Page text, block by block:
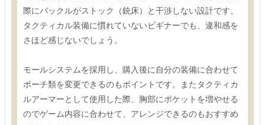
際にバックルがストック（銃床）と干渉しない設計です。
タクティカル装備に慣れていないビギナーでも、違和感を
さほど感じないでしょう。
モールシステムを採用し、購入後に自分の装備に合わせて
ポーチ類を変更できるのもポイントです。またタクティカ
ルアーマーとして使用した際、胸部にポケットを増やせる
のでゲーム内容に合わせて、アレンジできるのもおすすめ